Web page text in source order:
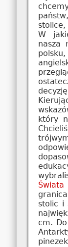
W
nasza
który
stolic i
cm.